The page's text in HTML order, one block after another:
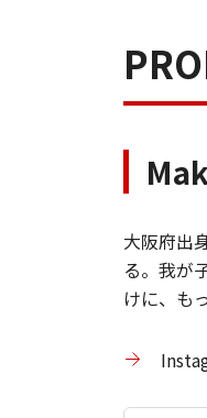
大阪府出
る。我が
けに、も